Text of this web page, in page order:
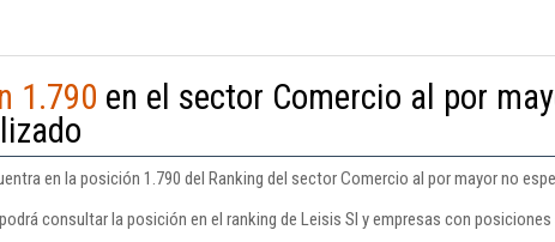
1.790 en el sector Comercio al por
en la posición 1.790 del Ranking del sector Comercio al por mayor no
consultar la posición en el ranking de Leisis Sl y empresas con posiciones